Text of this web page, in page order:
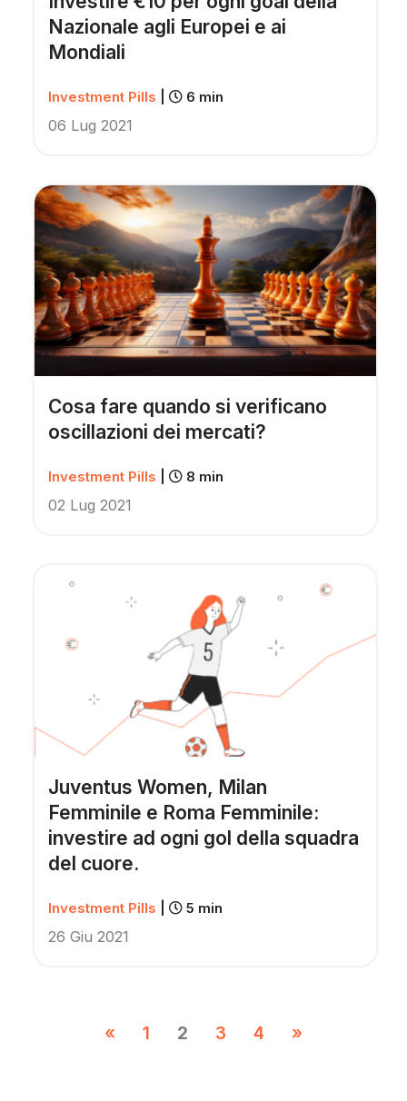
Nazionale agli Europei e ai
Mondiali
Investment Pills 6 min
06 Lug 2021
Cosa fare quando si verificano
oscillazioni dei mercati?
Investment Pills 8 min
02 Lug 2021
Juventus Women, Milan
Femminile e Roma Femminile:
investire ad ogni gol della squadra
del cuore.
Investment Pills 5 min
26 Giu 2021
« 1 2 3 4 »